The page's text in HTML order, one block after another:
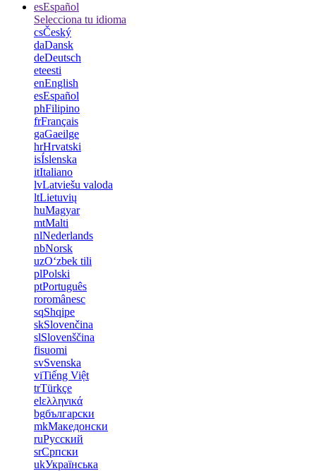
esEspañol
Selecciona tu idioma
csČeský
daDansk
deDeutsch
eteesti
enEnglish
esEspañol
phFilipino
frFrançais
gaGaeilge
hrHrvatski
isÍslenska
itItaliano
lvLatviešu valoda
ltLietuvių
huMagyar
mtMalti
nlNederlands
nbNorsk
uzOʻzbek tili
plPolski
ptPortuguês
roromânesc
sqShqipe
skSlovenčina
slSlovenščina
fisuomi
svSvenska
viTiếng Việt
trTürkçe
elελληνικά
bgбългарски
mkМакедонски
ruРусский
srСрпски
ukУкраїнська